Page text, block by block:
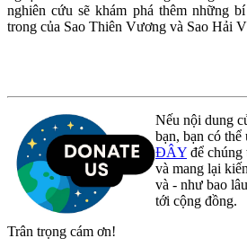
nghiên cứu sẽ khám phá thêm những
trong của Sao Thiên Vương và Sao Hải
Nếu nội dung
bạn, bạn có thể
ĐÂY để chúng
và mang lại
và - như bao
tới cộng đồng.
Trân trọng cám ơn!